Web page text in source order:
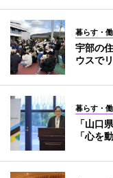
暮らす・働
宇部の
ウスで
暮らす・働
「山口
「心を